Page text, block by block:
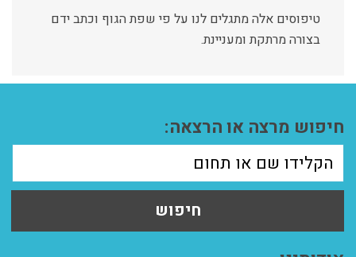
טיפוסים אלה מתגלים לנו על פי שפת הגוף וכתב ידם
בצורה מרתקת ומעניינת.
חיפוש מרצה או הרצאה:
חיפוש